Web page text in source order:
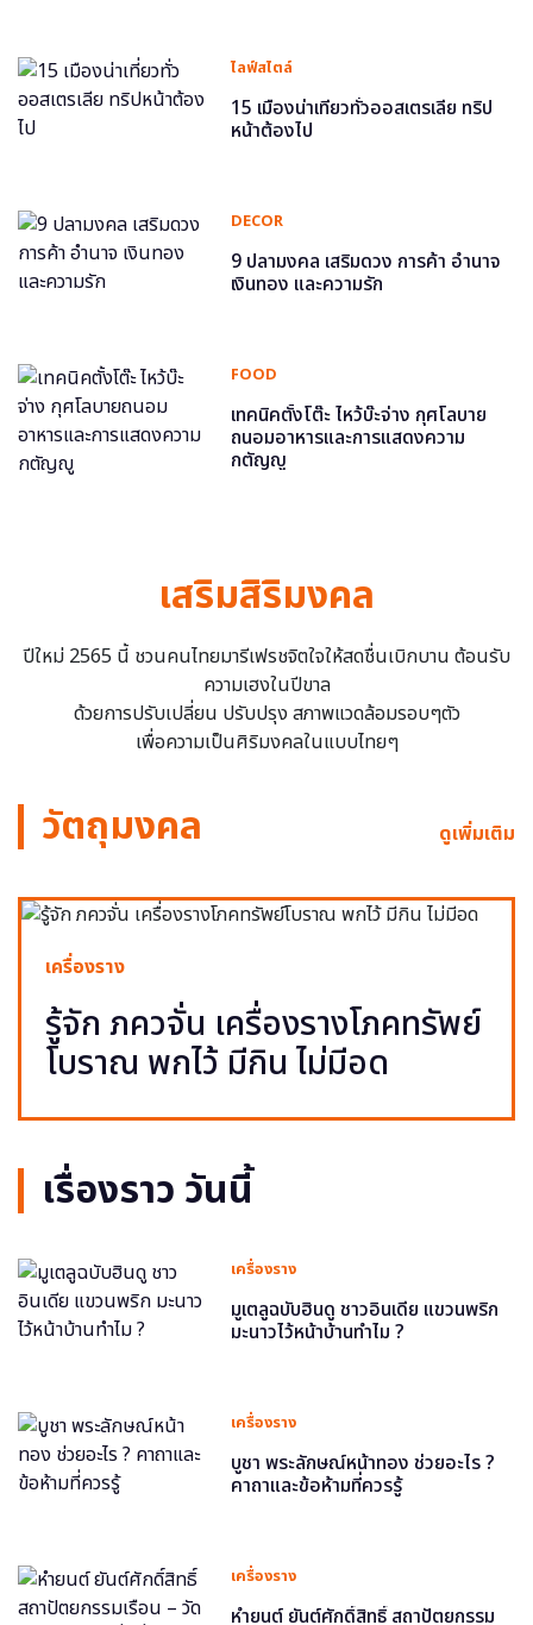
ไลฟ์สไตล์
15 เมืองน่าเที่ยวทั่วออสเตรเลีย ทริป
หน้าต้องไป
DECOR
9 ปลามงคล เสริมดวง การค้า อำนาจ
เงินทอง และความรัก
FOOD
เทคนิคตั้งโต๊ะ ไหว้บ๊ะจ่าง กุศโลบาย
ถนอมอาหารและการแสดงความ
กตัญญู
เสริมสิริมงคล
ปีใหม่ 2565 นี้ ชวนคนไทยมารีเฟรชจิตใจให้สดชื่นเบิกบาน ต้อนรับ
ความเฮงในปีขาล
ด้วยการปรับเปลี่ยน ปรับปรุง สภาพแวดล้อมรอบๆตัว
เพื่อความเป็นศิริมงคลในแบบไทยๆ
วัตถุมงคล ดูเพิ่มเติม
เครื่องราง
รู้จัก ภควจั่น เครื่องรางโภคทรัพย์
โบราณ พกไว้ มีกิน ไม่มีอด
เรื่องราว วันนี้
เครื่องราง
มูเตลูฉบับฮินดู ชาวอินเดีย แขวนพริก
มะนาวไว้หน้าบ้านทำไม ?
เครื่องราง
บูชา พระลักษณ์หน้าทอง ช่วยอะไร ?
คาถาและข้อห้ามที่ควรรู้
เครื่องราง
หำยนต์ ยันต์ศักดิ์สิทธิ์ สถาปัตยกรรม